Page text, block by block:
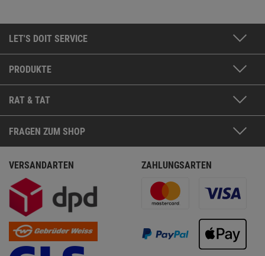
LET'S DOIT SERVICE
PRODUKTE
RAT & TAT
FRAGEN ZUM SHOP
VERSANDARTEN ZAHLUNGSARTEN